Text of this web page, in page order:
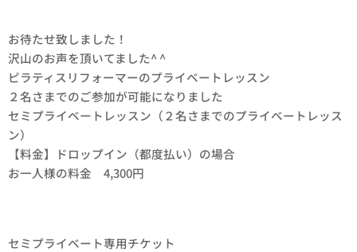
お待たせ致しました！
沢山のお声を頂いてました^ ^
ピラティスリフォーマーのプライベートレッスン
２名さまでのご参加が可能になりました🌟
セミプライベートレッスン（２名さまでのプライベートレッス
ン）
【料金】ドロップイン（都度払い）の場合
お一人様の料金 4,300円
セミプライベート専用チケット